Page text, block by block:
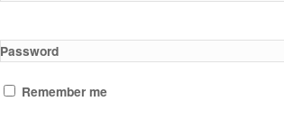
Password
Remember me